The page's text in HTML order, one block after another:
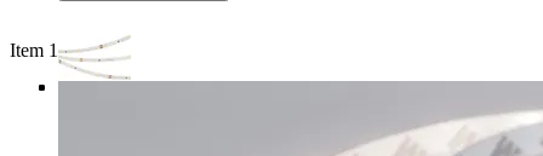
Item 1 of 4